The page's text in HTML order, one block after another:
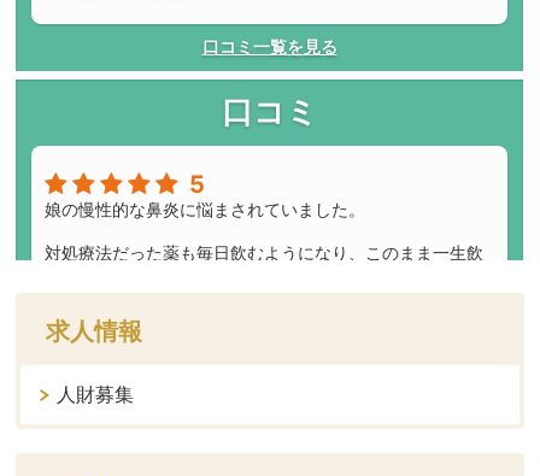
求人情報
人財募集